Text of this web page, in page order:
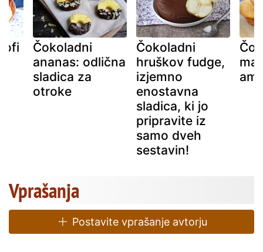
Čokoladni
ananas: odlična
sladica za
otroke
Čokoladni
hruškov fudge,
izjemno
enostavna
sladica, ki jo
pripravite iz
samo dveh
sestavin!
Vprašanja
Postavite vprašanje avtorju